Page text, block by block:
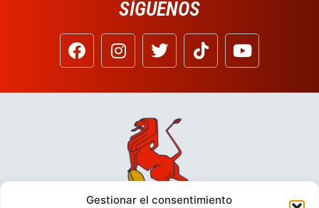
Gestionar el consentimiento
SÍGUENOS